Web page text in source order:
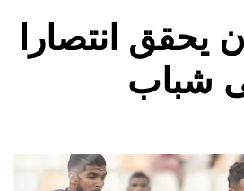
يحقق انتصارا
شباب